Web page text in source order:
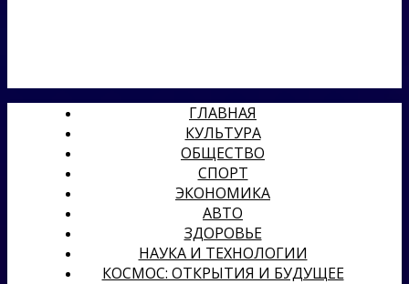
ГЛАВНАЯ
КУЛЬТУРА
ОБЩЕСТВО
СПОРТ
ЭКОНОМИКА
АВТО
ЗДОРОВЬЕ
НАУКА И ТЕХНОЛОГИИ
КОСМОС: ОТКРЫТИЯ И БУДУЩЕЕ